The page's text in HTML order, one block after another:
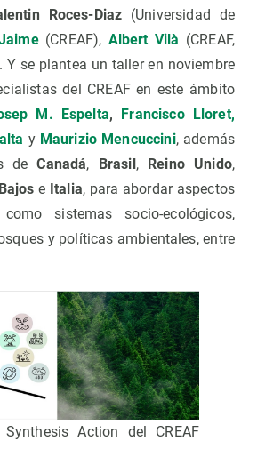
Roces-Diaz (Universidad de
(CREAF), Albert Vilà (CREAF,
Y se plantea un taller en noviembre
del CREAF en este ámbito
M. Espelta, Francisco Lloret,
y Maurizio Mencuccini, además
deCanadá, Brasil, Reino Unido,
e Italia, para abordar aspectos
sistemas socio-ecológicos,
y políticas ambientales, entre
Action del CREAF